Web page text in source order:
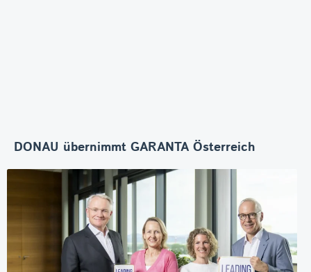
DONAU übernimmt GARANTA Österreich